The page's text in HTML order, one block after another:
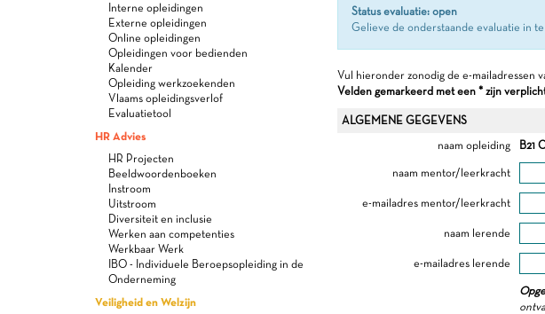
Interne opleidingen
Externe opleidingen
Online opleidingen
Opleidingen voor bedienden
Kalender
Opleiding werkzoekenden
Vlaams opleidingsverlof
Evaluatietool
HR Advies
HR Projecten
Beeldwoordenboeken
Instroom
Uitstroom
Diversiteit en inclusie
Werken aan competenties
Werkbaar Werk
IBO - Individuele Beroepsopleiding in de
Onderneming
Veiligheid en Welzijn
Status evaluatie: open
Gelieve de onderstaande evaluatie in
Vul hieronder zonodig de e-mailadressen
Velden gemarkeerd met een * zijn
ALGEMENE GEGEVENS
naam opleiding
B21
naam mentor/leerkracht
e-mailadres mentor/leerkracht
naam lerende
e-mailadres lerende